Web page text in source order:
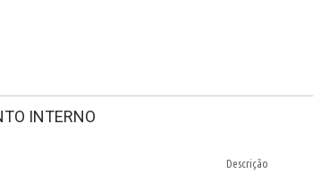
INTERNO
Descrição